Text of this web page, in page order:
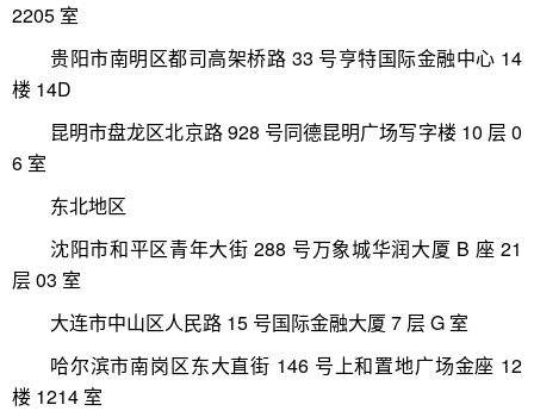
2205 室
贵阳市南明区都司高架桥路 33 号亨特国际金融中心 14
楼 14D
昆明市盘龙区北京路 928 号同德昆明广场写字楼 10 层 0
6 室
东北地区
沈阳市和平区青年大街 288 号万象城华润大厦 B 座 21
层 03 室
大连市中山区人民路 15 号国际金融大厦 7 层 G 室
哈尔滨市南岗区东大直街 146 号上和置地广场金座 12
楼 1214 室